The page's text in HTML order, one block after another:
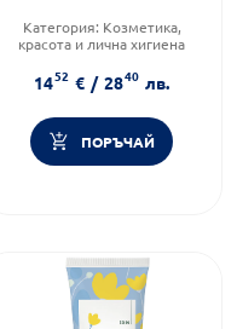
905602
Категория: Козметика,
красота и лична хигиена
Тип козметика:
Дермокозметика
1452 € / 2840 лв.
ПОРЪЧАЙ